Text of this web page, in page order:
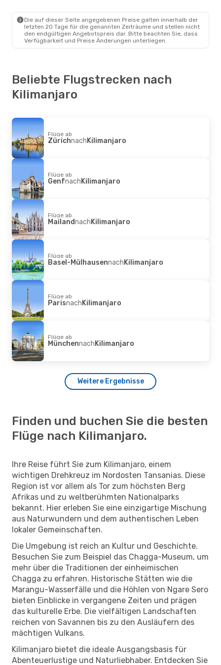
- Kilimanjaro
Kilimanjaro- Berlin
Die auf dieser Seite angegebenen Preise galten innerhalb der
letzten 20 Tage für die genannten Zeiträume und stellen nicht
den endgültigen Angebotspreis dar. Bitte beachten Sie, dass
Verfügbarkeit und Preise Änderungen unterliegen.
Beliebte Flugstrecken nach
Kilimanjaro
Flüge ab
ZürichnachKilimanjaro
Flüge ab
GenfnachKilimanjaro
Flüge ab
MailandnachKilimanjaro
Flüge ab
Basel-MülhausennachKilimanjaro
Flüge ab
ParisnachKilimanjaro
Flüge ab
MünchennachKilimanjaro
Weitere Ergebnisse
Finden und buchen Sie die besten
Flüge nach Kilimanjaro.
Ihre Reise führt Sie zum Kilimanjaro, einem
wichtigen Drehkreuz im Nordosten Tansanias. Diese
Region ist vor allem als Tor zum höchsten Berg
Afrikas und zu weltberühmten Nationalparks
bekannt. Hier erleben Sie eine einzigartige Mischung
aus Naturwundern und dem authentischen Leben
lokaler Gemeinschaften.
Die Umgebung ist reich an Kultur und Geschichte.
Besuchen Sie zum Beispiel das Chagga-Museum, um
mehr über die Traditionen der einheimischen
Chagga zu erfahren. Historische Stätten wie die
Marangu-Wasserfälle und die Höhlen von Ngare Sero
bieten Einblicke in vergangene Zeiten und prägen
das kulturelle Erbe. Die vielfältigen Landschaften
reichen von Savannen bis zu den Ausläufern des
mächtigen Vulkans.
Kilimanjaro bietet die ideale Ausgangsbasis für
Abenteuerlustige und Naturliebhaber. Entdecken Sie